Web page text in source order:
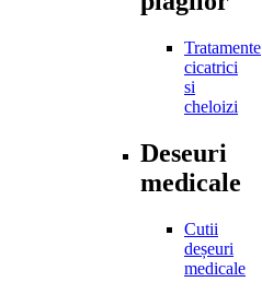
Tratamente
cicatrici
si
cheloizi
Deseuri
medicale
Cutii
deșeuri
medicale